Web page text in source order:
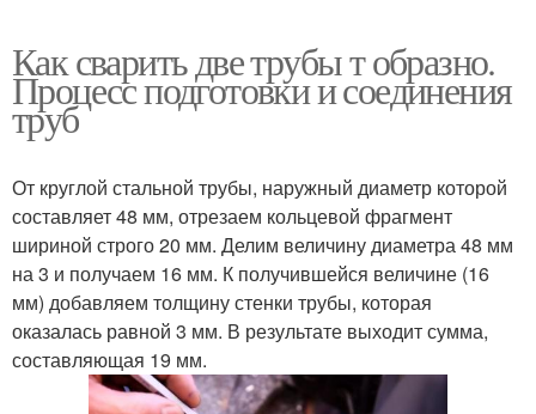
Как сварить две трубы т образно.
Процесс подготовки и соединения
труб
От круглой стальной трубы, наружный диаметр которой
составляет 48 мм, отрезаем кольцевой фрагмент
шириной строго 20 мм. Делим величину диаметра 48 мм
на 3 и получаем 16 мм. К получившейся величине (16
мм) добавляем толщину стенки трубы, которая
оказалась равной 3 мм. В результате выходит сумма,
составляющая 19 мм.